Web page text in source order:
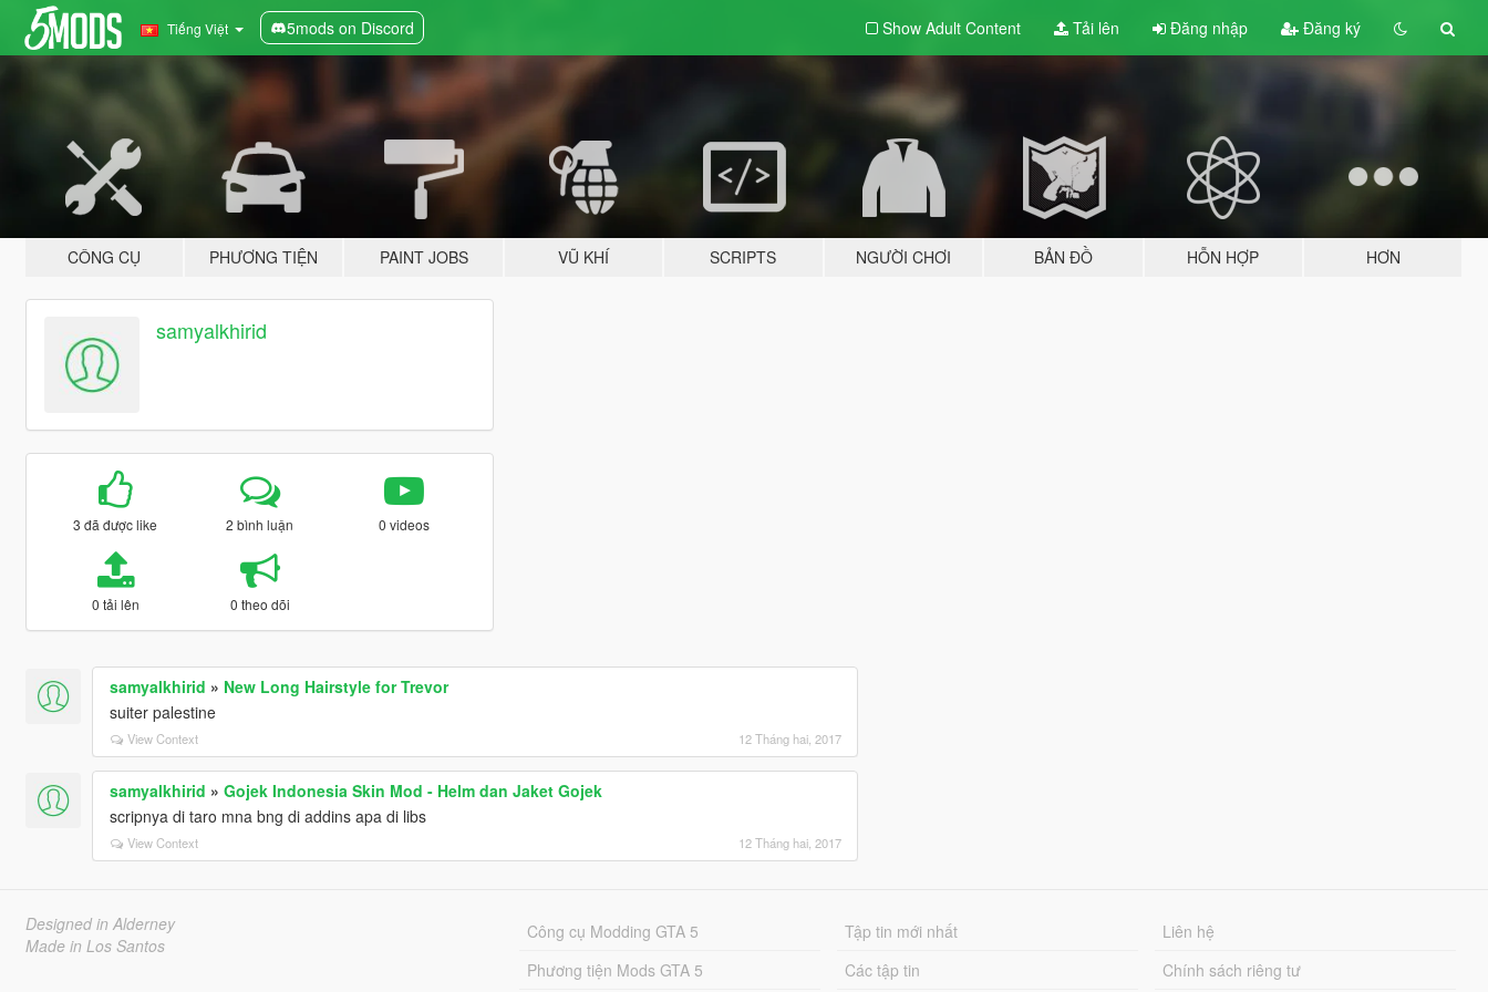
Tiếng Việt 5mods on Discord Show Adult Content Tải lên Đăng nhập Đăng ký
CÔNG CỤ PHƯƠNG TIỆN PAINT JOBS VŨ KHÍ SCRIPTS NGƯỜI CHƠI BẢN ĐỒ HỖN HỢP HƠN
samyalkhirid
3 đã được like 2 bình luận 0 videos
0 tải lên 0 theo dõi
samyalkhirid » New Long Hairstyle for Trevor
suiter palestine
View Context 12 Tháng hai, 2017
samyalkhirid » Gojek Indonesia Skin Mod - Helm dan Jaket Gojek
scripnya di taro mna bng di addins apa di libs
View Context 12 Tháng hai, 2017
Designed in Alderney
Made in Los Santos
Công cụ Modding GTA 5
Phương tiện Mods GTA 5
Tập tin mới nhất
Các tập tin
Liên hệ
Chính sách riêng tư